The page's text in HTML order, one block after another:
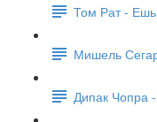
Том Рат -
Мишель
Дипак Чопра